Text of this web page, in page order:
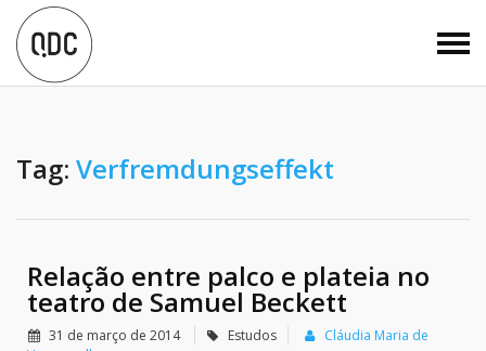
Tag: Verfremdungseffekt
Relação entre palco e plateia no
teatro de Samuel Beckett
31 de março de 2014 Estudos
Cláudia Maria de